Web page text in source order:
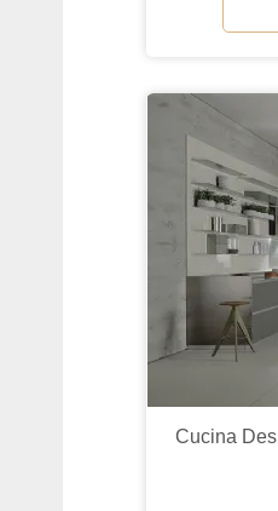
Cucina